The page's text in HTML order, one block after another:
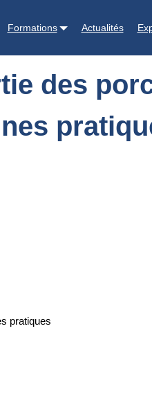
Formations Actualités
des
pratiques